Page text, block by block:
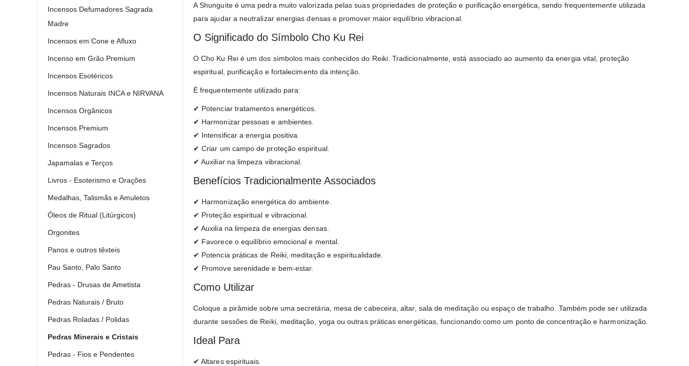
A Shunguite é uma pedra muito valorizada pelas suas propriedades de proteção e purificação energética, sendo frequentemente utilizada
para ajudar a neutralizar energias densas e promover maior equilíbrio vibracional.
O Significado do Símbolo Cho Ku Rei
O Cho Ku Rei é um dos símbolos mais conhecidos do Reiki. Tradicionalmente, está associado ao aumento da energia vital, proteção
espiritual, purificação e fortalecimento da intenção.
É frequentemente utilizado para:
✔ Potenciar tratamentos energéticos.
✔ Harmonizar pessoas e ambientes.
✔ Intensificar a energia positiva.
✔ Criar um campo de proteção espiritual.
✔ Auxiliar na limpeza vibracional.
Benefícios Tradicionalmente Associados
✔ Harmonização energética do ambiente.
✔ Proteção espiritual e vibracional.
✔ Auxilia na limpeza de energias densas.
✔ Favorece o equilíbrio emocional e mental.
✔ Potencia práticas de Reiki, meditação e espiritualidade.
✔ Promove serenidade e bem-estar.
Como Utilizar
Coloque a pirâmide sobre uma secretária, mesa de cabeceira, altar, sala de meditação ou espaço de trabalho. Também pode ser utilizada
durante sessões de Reiki, meditação, yoga ou outras práticas energéticas, funcionando como um ponto de concentração e harmonização.
Ideal Para
✔ Altares espirituais.
Incensos Defumadores Sagrada
Madre
Incensos em Cone e Afluxo
Incenso em Grão Premium
Incensos Esotéricos
Incensos Naturais INCA e NIRVANA
Incensos Orgânicos
Incensos Premium
Incensos Sagrados
Japamalas e Terços
Livros - Esoterismo e Orações
Medalhas, Talismãs e Amuletos
Óleos de Ritual (Litúrgicos)
Orgonites
Panos e outros têxteis
Pau Santo, Palo Santo
Pedras - Drusas de Ametista
Pedras Naturais / Bruto
Pedras Roladas / Polidas
Pedras Minerais e Cristais
Pedras - Fios e Pendentes